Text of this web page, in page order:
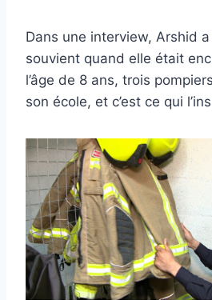
Dans une interview, Arshid a
souvient quand elle était
l’âge de 8 ans, trois
son école, et c’est ce qui